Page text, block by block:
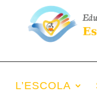
L’ESCOLA